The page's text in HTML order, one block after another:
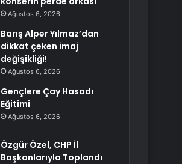
Ağustos 6, 2026
Barış Alper Yılmaz’dan
dikkat çeken imaj
değişikliği!
Ağustos 6, 2026
Gençlere Çay Hasadı
Eğitimi
Ağustos 6, 2026
Özgür Özel, CHP İl
Başkanlarıyla Toplandı